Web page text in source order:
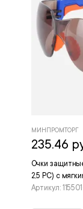
Очки
2,5 PC) с
Артикул:
МИНПРОМТОРГ
235.46